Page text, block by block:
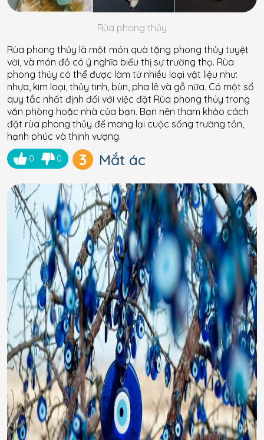
Rùa phong thủy
Rùa phong thủy là một món quà tặng phong thủy tuyệt
vời, và món đồ có ý nghĩa biểu thị sự trường thọ. Rùa
phong thủy có thể được làm từ nhiều loại vật liệu như:
nhựa, kim loại, thủy tinh, bùn, pha lê và gỗ nữa. Có một số
quy tắc nhất định đối với việc đặt Rùa phong thủy trong
văn phòng hoặc nhà của bạn. Bạn nên tham khảo cách
đặt rùa phong thủy để mang lại cuộc sống trường tồn,
hạnh phúc và thịnh vượng.
0 0 3 Mắt ác